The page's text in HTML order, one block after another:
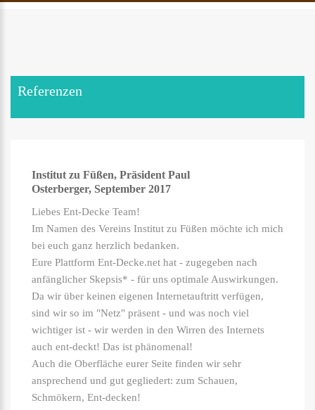
Referenzen
Institut zu Füßen, Präsident Paul
Osterberger, September 2017
Liebes Ent-Decke Team!
Im Namen des Vereins Institut zu Füßen möchte ich mich
bei euch ganz herzlich bedanken.
Eure Plattform Ent-Decke.net hat - zugegeben nach
anfänglicher Skepsis* - für uns optimale Auswirkungen.
Da wir über keinen eigenen Internetauftritt verfügen,
sind wir so im "Netz" präsent - und was noch viel
wichtiger ist - wir werden in den Wirren des Internets
auch ent-deckt! Das ist phänomenal!
Auch die Oberfläche eurer Seite finden wir sehr
ansprechend und gut gegliedert: zum Schauen,
Schmökern, Ent-decken!